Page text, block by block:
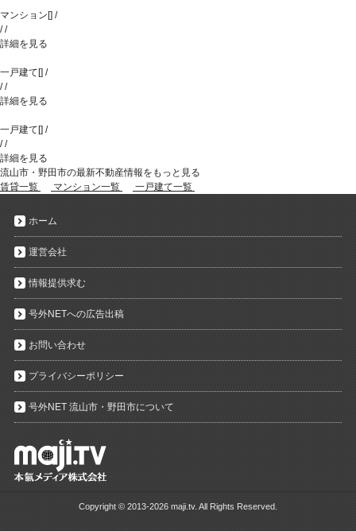
マンション [] /
//
詳細を見る
一戸建て [] /
//
詳細を見る
一戸建て [] /
//
詳細を見る
流山市・野田市の最新不動産情報をもっと見る
賃貸一覧
マンション一覧 一戸建て一覧
ホーム
運営会社
情報提供求む
号外NETへの広告出稿
お問い合わせ
プライバシーポリシー
号外NET 流山市・野田市について
Copyright © 2013-2026 maji.tv. All Rights Reserved.